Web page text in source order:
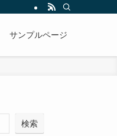
サンプルページ
検索